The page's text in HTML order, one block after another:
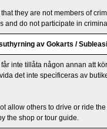
they are not members of
and do not participate in
av Gokarts /
inte tillåta någon annan att
det inte specificeras av
allow others to drive or ride
the shop or tour guide.